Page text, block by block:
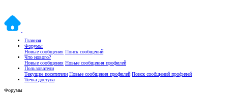
Главная
Форумы
Новые сообщения Поиск сообщений
Что нового?
Новые сообщения Новые сообщения профилей
Пользователи
Текущие посетители Новые сообщения профилей Поиск сообщений профилей
Точка доступа
Форумы